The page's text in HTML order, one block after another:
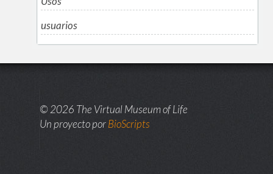
usuarios
© 2026 The Virtual Museum of Life
Un proyecto porBioScripts